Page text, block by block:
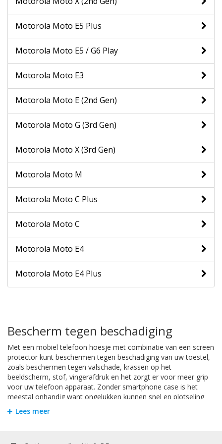
Motorola Moto E5 Plus
Motorola Moto E5 / G6 Play
Motorola Moto E3
Motorola Moto E (2nd Gen)
Motorola Moto G (3rd Gen)
Motorola Moto X (3rd Gen)
Motorola Moto M
Motorola Moto C Plus
Motorola Moto C
Motorola Moto E4
Motorola Moto E4 Plus
Bescherm tegen beschadiging
Met een mobiel telefoon hoesje met combinatie van een screen
protector kunt beschermen tegen beschadiging van uw toestel,
zoals beschermen tegen valschade, krassen op het
beeldscherm, stof, vingerafdruk en het zorgt er voor meer grip
voor uw telefoon apparaat. Zonder smartphone case is het
meestal onhandig want ongelukken kunnen snel en plotseling
gebeuren zoals uw toestel laten vallen door het glijden uit uw
handen.
Lees meer